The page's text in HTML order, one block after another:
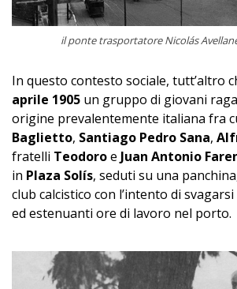
il ponte trasportatore Nicolás
In questo contesto sociale, tutt’altro
aprile 1905 un gruppo di giovani
origine prevalentemente italiana fra
Baglietto, Santiago Pedro Sana,
fratelli Teodoroe Juan Antonio
in Plaza Solís, seduti su una
club calcistico con l’intento di
ed estenuanti ore di lavoro nel porto.